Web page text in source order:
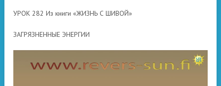
УРОК 282 Из книги «ЖИЗНЬ С ШИВОЙ»
ЗАГРЯЗНЕННЫЕ ЭНЕРГИИ